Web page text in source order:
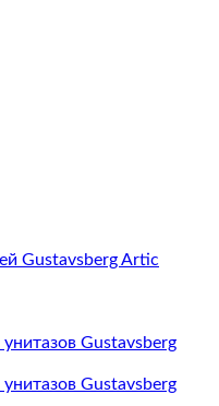
Gustavsberg Artic